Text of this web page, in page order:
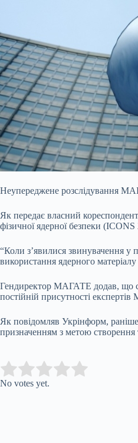
Неупереджене розслідування
Як передає власний кореспондент
фізичної ядерної безпеки
“Коли з’явилися звинувачення
використання ядерного
Гендиректор МАГАТЕ додав, що
постійній присутності
Як повідомляв Укрінформ, раніше
призначенням з метою створення
Rate this item:
No votes yet.